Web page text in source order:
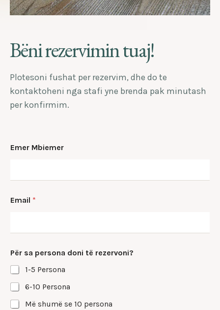
Bëni rezervimin tuaj!
Plotesoni fushat per rezervim, dhe do te
kontaktoheni nga stafi yne brenda pak minutash
per konfirmim.
Emer Mbiemer
Email *
e
r
s
o
n
a
Për sa persona doni të rezervoni?
1-5 Persona
6-10 Persona
Më shumë se 10 persona